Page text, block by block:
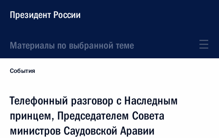
Президент России
Материалы по выбранной теме
События
Телефонный разговор с Наследным
принцем, Председателем Совета
министров Саудовской Аравии